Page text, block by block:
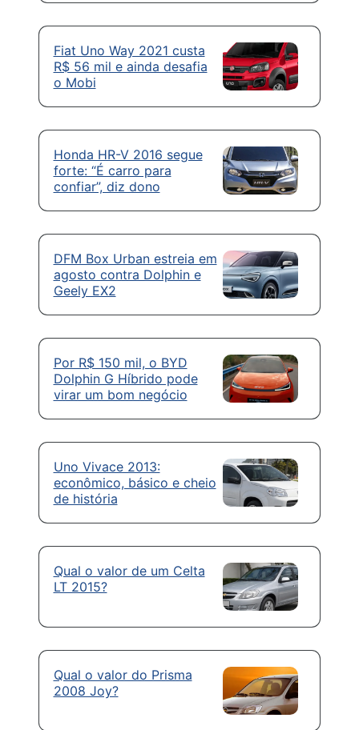
Fiat Uno Way 2021 custa
R$ 56 mil e ainda desafia
o Mobi
Honda HR-V 2016 segue
forte: “É carro para
confiar”, diz dono
DFM Box Urban estreia em
agosto contra Dolphin e
Geely EX2
Por R$ 150 mil, o BYD
Dolphin G Híbrido pode
virar um bom negócio
Uno Vivace 2013:
econômico, básico e cheio
de história
Qual o valor de um Celta
LT 2015?
Qual o valor do Prisma
2008 Joy?